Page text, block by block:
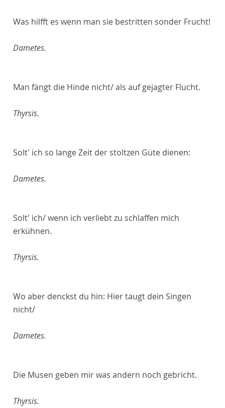
Was hilfft es wenn man sie bestritten sonder Frucht!
Dametes.
Man fängt die Hinde nicht/ als auf gejagter Flucht.
Thyrsis.
Solt' ich so lange Zeit der stoltzen Güte dienen:
Dametes.
Solt' ich/ wenn ich verliebt zu schlaffen mich
erkühnen.
Thyrsis.
Wo aber denckst du hin: Hier taugt dein Singen
nicht/
Dametes.
Die Musen geben mir was andern noch gebricht.
Thyrsis.